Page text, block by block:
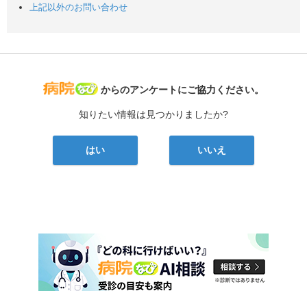
上記以外のお問い合わせ
病院なび
からのアンケートにご協力ください。
知りたい情報は見つかりましたか?
はい いいえ